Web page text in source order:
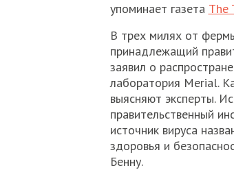
упоминает газета The
В трех милях от
принадлежащий
заявил о
лаборатория Merial.
выясняют эксперты.
правительственный
источник вируса
здоровья и
Бенну.